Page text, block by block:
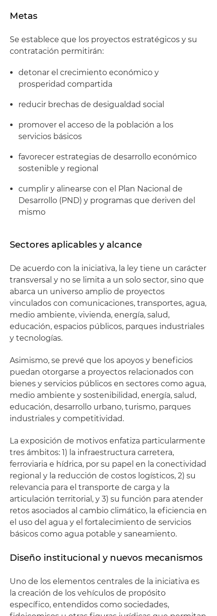
Metas
Se establece que los proyectos estratégicos y su
contratación permitirán:
detonar el crecimiento económico y
prosperidad compartida
reducir brechas de desigualdad social
promover el acceso de la población a los
servicios básicos
favorecer estrategias de desarrollo económico
sostenible y regional
cumplir y alinearse con el Plan Nacional de
Desarrollo (PND) y programas que deriven del
mismo
Sectores aplicables y alcance
De acuerdo con la iniciativa, la ley tiene un carácter
transversal y no se limita a un solo sector, sino que
abarca un universo amplio de proyectos
vinculados con comunicaciones, transportes, agua,
medio ambiente, vivienda, energía, salud,
educación, espacios públicos, parques industriales
y tecnologías.
Asimismo, se prevé que los apoyos y beneficios
puedan otorgarse a proyectos relacionados con
bienes y servicios públicos en sectores como agua,
medio ambiente y sostenibilidad, energía, salud,
educación, desarrollo urbano, turismo, parques
industriales y competitividad.
La exposición de motivos enfatiza particularmente
tres ámbitos: 1) la infraestructura carretera,
ferroviaria e hídrica, por su papel en la conectividad
regional y la reducción de costos logísticos, 2) su
relevancia para el transporte de carga y la
articulación territorial, y 3) su función para atender
retos asociados al cambio climático, la eficiencia en
el uso del agua y el fortalecimiento de servicios
básicos como agua potable y saneamiento.
Diseño institucional y nuevos mecanismos
Uno de los elementos centrales de la iniciativa es
la creación de los vehículos de propósito
específico, entendidos como sociedades,